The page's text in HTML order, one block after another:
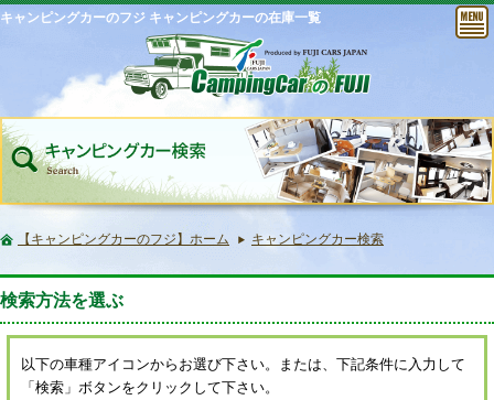
キャンピングカーのフジ キャンピングカーの在庫一覧
【キャンピングカーのフジ】ホーム キャンピングカー検索
検索方法を選ぶ
以下の車種アイコンからお選び下さい。または、下記条件に入力して
「検索」ボタンをクリックして下さい。